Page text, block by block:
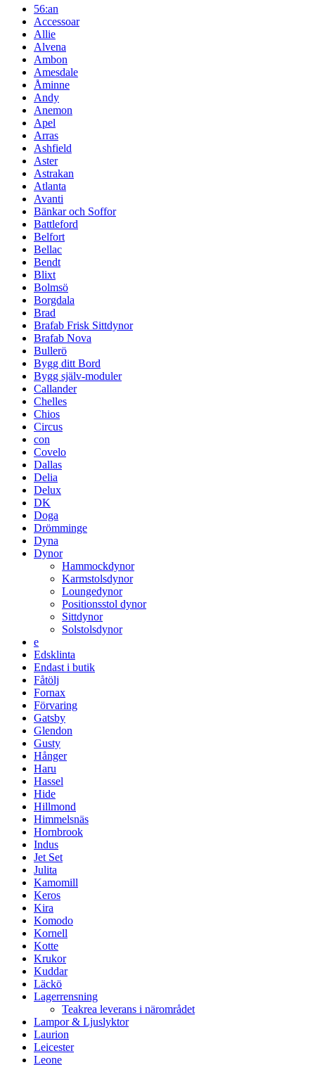
56:an
Accessoar
Allie
Alvena
Ambon
Amesdale
Åminne
Andy
Anemon
Apel
Arras
Ashfield
Aster
Astrakan
Atlanta
Avanti
Bänkar och Soffor
Battleford
Belfort
Bellac
Bendt
Blixt
Bolmsö
Borgdala
Brad
Brafab Frisk Sittdynor
Brafab Nova
Bullerö
Bygg ditt Bord
Bygg själv-moduler
Callander
Chelles
Chios
Circus
con
Covelo
Dallas
Delia
Delux
DK
Doga
Drömminge
Dyna
Dynor
Hammockdynor
Karmstolsdynor
Loungedynor
Positionsstol dynor
Sittdynor
Solstolsdynor
e
Edsklinta
Endast i butik
Fåtölj
Fornax
Förvaring
Gatsby
Glendon
Gusty
Hånger
Haru
Hassel
Hide
Hillmond
Himmelsnäs
Hornbrook
Indus
Jet Set
Julita
Kamomill
Keros
Kira
Komodo
Kornell
Kotte
Krukor
Kuddar
Läckö
Lagerrensning
Teakrea leverans i närområdet
Lampor & Ljuslyktor
Laurion
Leicester
Leone